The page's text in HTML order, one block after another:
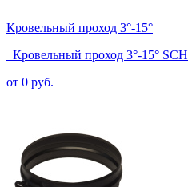
Кровельный проход 3°-15°
Кровельный проход 3°-15°
от 0 руб.